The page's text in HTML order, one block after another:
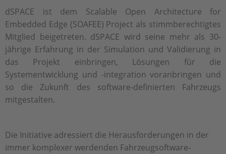
dSPACE ist dem Scalable Open Architecture for
Embedded Edge (SOAFEE) Project als stimmberechtigtes
Mitglied beigetreten. dSPACE wird seine mehr als 30-
jährige Erfahrung in der Simulation und Validierung in
das Projekt einbringen, Lösungen für die
Systementwicklung und -integration voranbringen und
so die Zukunft des software-definierten Fahrzeugs
mitgestalten.
Die Initiative adressiert die Herausforderungen in der
immer komplexer werdenden Fahrzeugsoftware-